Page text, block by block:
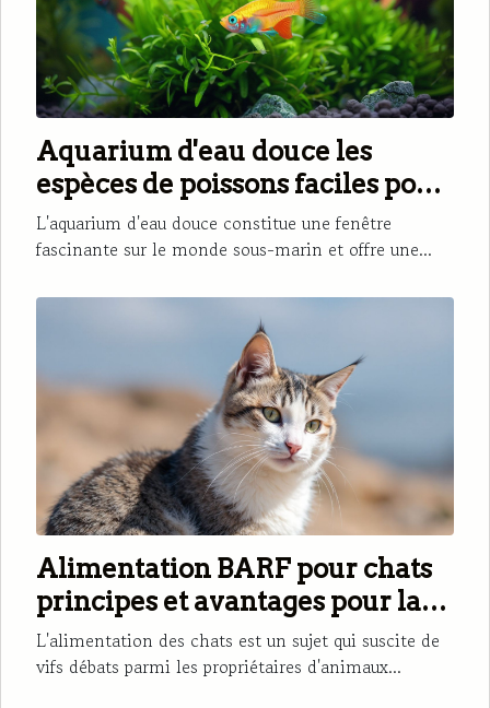
Aquarium d'eau douce les
espèces de poissons faciles pour
débutants
L'aquarium d'eau douce constitue une fenêtre
fascinante sur le monde sous-marin et offre une...
Alimentation BARF pour chats
principes et avantages pour la
santé féline
L'alimentation des chats est un sujet qui suscite de
vifs débats parmi les propriétaires d'animaux...